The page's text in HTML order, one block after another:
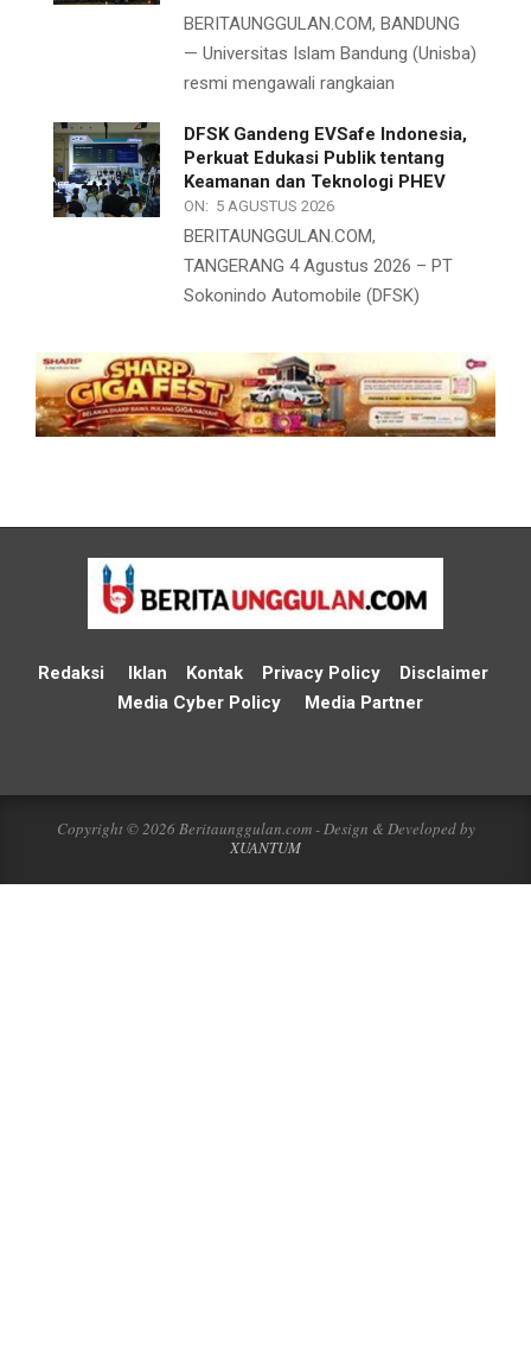
BERITAUNGGULAN.COM, BANDUNG
— Universitas Islam Bandung (Unisba)
resmi mengawali rangkaian
DFSK Gandeng EVSafe Indonesia,
Perkuat Edukasi Publik tentang
Keamanan dan Teknologi PHEV
ON: 5 AGUSTUS 2026
BERITAUNGGULAN.COM,
TANGERANG 4 Agustus 2026 – PT
Sokonindo Automobile (DFSK)
Redaksi Iklan Kontak Privacy Policy
Disclaimer
Media Cyber Policy
Media Partner
Copyright © 2026 Beritaunggulan.com - Design & Developed by
XUANTUM